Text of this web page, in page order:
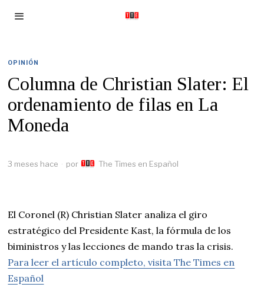
OPINIÓN
Columna de Christian Slater: El
ordenamiento de filas en La
Moneda
3 meses hace por The Times en Español
El Coronel (R) Christian Slater analiza el giro
estratégico del Presidente Kast, la fórmula de los
biministros y las lecciones de mando tras la crisis.
Para leer el artículo completo, visita The Times en
Español